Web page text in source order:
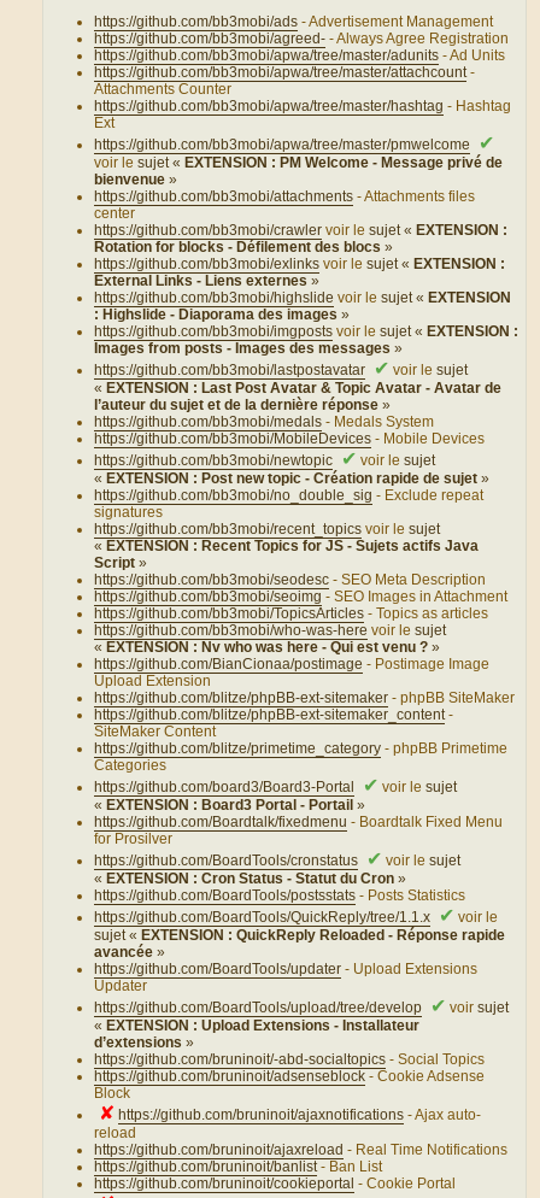
https://github.com/bb3mobi/ads - Advertisement Management
https://github.com/bb3mobi/agreed- - Always Agree Registration
https://github.com/bb3mobi/apwa/tree/master/adunits - Ad Units
https://github.com/bb3mobi/apwa/tree/master/attachcount-
Attachments Counter
https://github.com/bb3mobi/apwa/tree/master/hashtag - Hashtag
Ext
https://github.com/bb3mobi/apwa/tree/master/pmwelcome
✔
voir lesujet « EXTENSION : PM Welcome - Message privé de
bienvenue»
https://github.com/bb3mobi/attachments - Attachments files
center
https://github.com/bb3mobi/crawler voir lesujet « EXTENSION :
Rotation for blocks - Défilement des blocs»
https://github.com/bb3mobi/exlinks voir lesujet « EXTENSION :
External Links - Liens externes»
https://github.com/bb3mobi/highslide voir lesujet « EXTENSION
: Highslide - Diaporama des images»
https://github.com/bb3mobi/imgposts voir lesujet « EXTENSION :
Images from posts - Images des messages»
https://github.com/bb3mobi/lastpostavatar
✔ voir lesujet
« EXTENSION : Last Post Avatar & Topic Avatar - Avatar de
l’auteur du sujet et de la dernière réponse»
https://github.com/bb3mobi/medals - Medals System
https://github.com/bb3mobi/MobileDevices - Mobile Devices
https://github.com/bb3mobi/newtopic
✔ voir lesujet
« EXTENSION : Post new topic - Création rapide de sujet»
https://github.com/bb3mobi/no_double_sig - Exclude repeat
signatures
https://github.com/bb3mobi/recent_topics voir lesujet
« EXTENSION : Recent Topics for JS - Sujets actifs Java
Script»
https://github.com/bb3mobi/seodesc - SEO Meta Description
https://github.com/bb3mobi/seoimg - SEO Images in Attachment
https://github.com/bb3mobi/TopicsArticles - Topics as articles
https://github.com/bb3mobi/who-was-here voir lesujet
« EXTENSION : Nv who was here - Qui est venu ?»
https://github.com/BianCionaa/postimage - Postimage Image
Upload Extension
https://github.com/blitze/phpBB-ext-sitemaker - phpBB SiteMaker
https://github.com/blitze/phpBB-ext-sitemaker_content-
SiteMaker Content
https://github.com/blitze/primetime_category - phpBB Primetime
Categories
https://github.com/board3/Board3-Portal
✔ voir lesujet
« EXTENSION : Board3 Portal - Portail»
https://github.com/Boardtalk/fixedmenu - Boardtalk Fixed Menu
for Prosilver
https://github.com/BoardTools/cronstatus
✔ voir lesujet
« EXTENSION : Cron Status - Statut du Cron»
https://github.com/BoardTools/postsstats - Posts Statistics
https://github.com/BoardTools/QuickReply/tree/1.1.x
✔ voir le
sujet « EXTENSION : QuickReply Reloaded - Réponse rapide
avancée»
https://github.com/BoardTools/updater - Upload Extensions
Updater
https://github.com/BoardTools/upload/tree/develop
✔ voirsujet
« EXTENSION : Upload Extensions - Installateur
d’extensions»
https://github.com/bruninoit/-abd-socialtopics - Social Topics
https://github.com/bruninoit/adsenseblock - Cookie Adsense
Block
✘ https://github.com/bruninoit/ajaxnotifications - Ajax auto-
reload
https://github.com/bruninoit/ajaxreload - Real Time Notifications
https://github.com/bruninoit/banlist- Ban List
https://github.com/bruninoit/cookieportal - Cookie Portal